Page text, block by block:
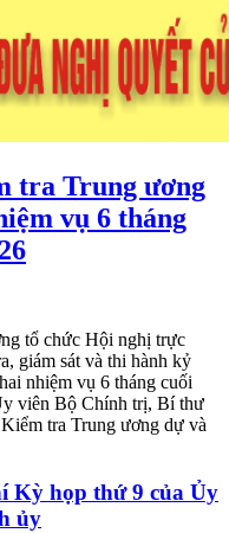
tra Trung ương
vụ 6 tháng
tổ chức Hội nghị trực
giám sát và thi hành kỷ
nhiệm vụ 6 tháng cuối
viên Bộ Chính trị, Bí thư
tra Trung ương dự và
Kỳ họp thứ 9 của Ủy
ủy